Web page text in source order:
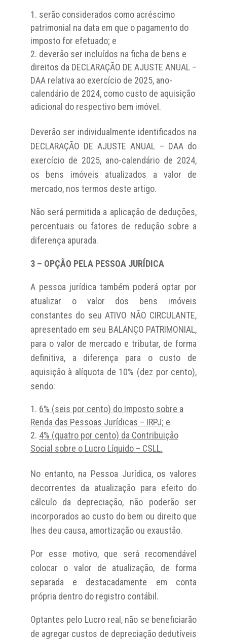
serão considerados como acréscimo
patrimonial na data em que o pagamento do
imposto for efetuado; e
deverão ser incluídos na ficha de bens e
direitos da DECLARAÇÃO DE AJUSTE ANUAL –
DAA relativa ao exercício de 2025, ano-
calendário de 2024, como custo de aquisição
adicional do respectivo bem imóvel.
Deverão ser individualmente identificados na
DECLARAÇÃO DE AJUSTE ANUAL – DAA do
exercício de 2025, ano-calendário de 2024,
os bens imóveis atualizados a valor de
mercado, nos termos deste artigo.
Não será permitida a aplicação de deduções,
percentuais ou fatores de redução sobre a
diferença apurada.
3 – OPÇÃO PELA PESSOA JURÍDICA
A pessoa jurídica também poderá optar por
atualizar o valor dos bens imóveis
constantes do seu ATIVO NÃO CIRCULANTE,
apresentado em seu BALANÇO PATRIMONIAL,
para o valor de mercado e tributar, de forma
definitiva, a diferença para o custo de
aquisição à alíquota de 10% (dez por cento),
sendo:
6% (seis por cento) do Imposto sobre a
Renda das Pessoas Jurídicas – IRPJ; e
4% (quatro por cento) da Contribuição
Social sobre o Lucro Líquido – CSLL.
No entanto, na Pessoa Jurídica, os valores
decorrentes da atualização para efeito do
cálculo da depreciação, não poderão ser
incorporados ao custo do bem ou direito que
lhes deu causa, amortização ou exaustão.
Por esse motivo, que será recomendável
colocar o valor de atualização, de forma
separada e destacadamente em conta
própria dentro do registro contábil.
Optantes pelo Lucro real, não se beneficiarão
de agregar custos de depreciação dedutíveis